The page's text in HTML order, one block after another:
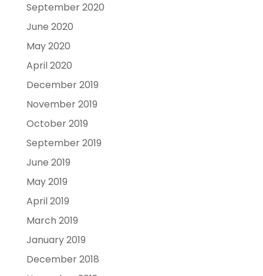
September 2020
June 2020
May 2020
April 2020
December 2019
November 2019
October 2019
September 2019
June 2019
May 2019
April 2019
March 2019
January 2019
December 2018